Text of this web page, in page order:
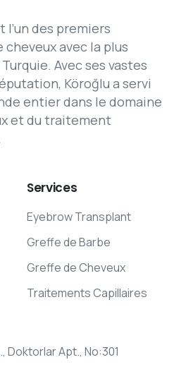
l’un des premiers
avec la plus
Avec ses vastes
Köroğlu a servi
entier dans le domaine
et du traitement
Services
Eyebrow Transplant
Greffe de Barbe
Greffe de Cheveux
Traitements Capillaires
Doktorlar Apt., No:301